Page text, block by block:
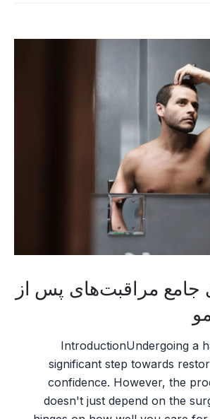
جامع مراقبت‌های پس از
IntroductionUndergoing a
significant step towards
confidence. However, the
doesn't just depend on the